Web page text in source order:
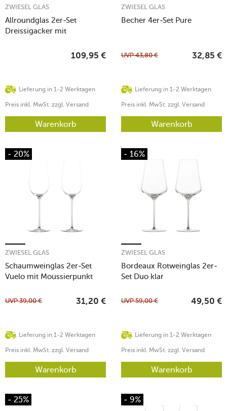
Allroundglas 2er-Set
Dreissigacker mit
ZWIESEL GLAS
Lieferung in 1-2 Werktagen
109,95 €
Preis inkl. MwSt. zzgl. Versand
Warenkorb
Becher 4er-Set Pure
ZWIESEL GLAS
Lieferung in 1-2 Werktagen
UVP43,80 € 32,85 €
Preis inkl. MwSt. zzgl. Versand
Warenkorb
- 20%
Schaumweinglas 2er-Set
Vuelo mit Moussierpunkt
ZWIESEL GLAS
Lieferung in 1-2 Werktagen
UVP39,00 € 31,20 €
Preis inkl. MwSt. zzgl. Versand
Warenkorb
- 16%
Bordeaux Rotweinglas 2er-
Set Duo klar
ZWIESEL GLAS
Lieferung in 1-2 Werktagen
UVP59,00 € 49,50 €
Preis inkl. MwSt. zzgl. Versand
Warenkorb
- 25% - 9%